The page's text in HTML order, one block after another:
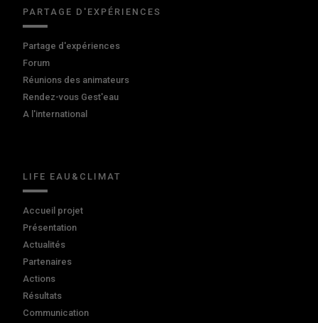
PARTAGE D'EXPÉRIENCES
Partage d'expériences
Forum
Réunions des animateurs
Rendez-vous Gest'eau
A l'international
LIFE EAU&CLIMAT
Accueil projet
Présentation
Actualités
Partenaires
Actions
Résultats
Communication